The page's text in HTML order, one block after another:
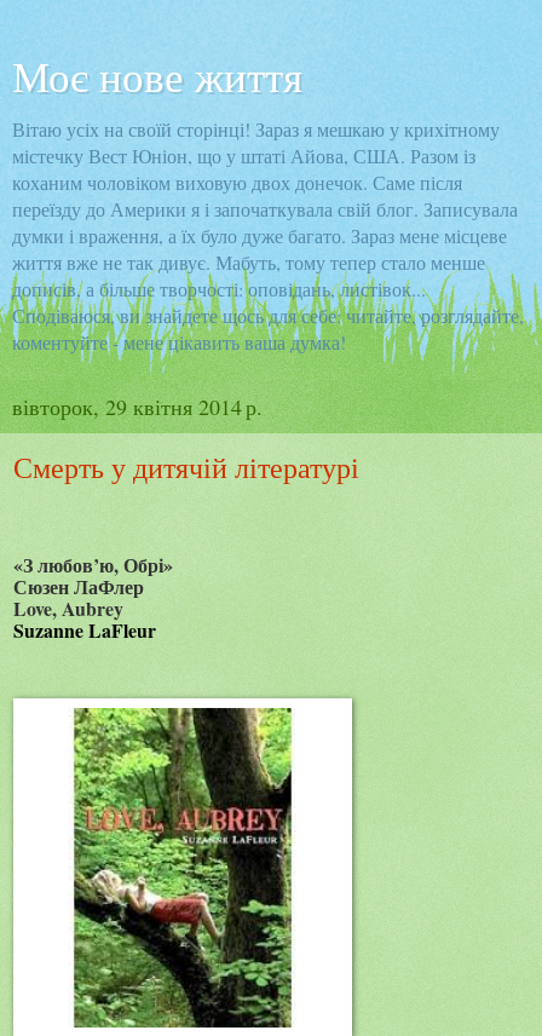
Моє нове життя
Вітаю усіх на своїй сторінці! Зараз я мешкаю у крихітному
містечку Вест Юніон, що у штаті Айова, США. Разом із
коханим чоловіком виховую двох донечок. Саме після
переїзду до Америки я і започаткувала свій блог. Записувала
думки і враження, а їх було дуже багато. Зараз мене місцеве
життя вже не так дивує. Мабуть, тому тепер стало менше
дописів, а більше творчості: оповідань, листівок...
Сподіваюся, ви знайдете щось для себе: читайте, розглядайте,
коментуйте - мене цікавить ваша думка!
вівторок, 29 квітня 2014 р.
Смерть у дитячій літературі
«З любов’ю, Обрі»
Сюзен ЛаФлер
Love, Aubrey
Suzanne LaFleur